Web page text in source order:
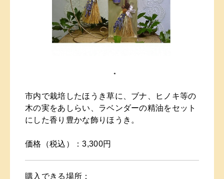
市内で栽培したほうき草に、ブナ、ヒノキ等の
木の実をあしらい、ラベンダーの精油をセット
にした香り豊かな飾りほうき。
価格（税込）：3,300円
購入できる場所：